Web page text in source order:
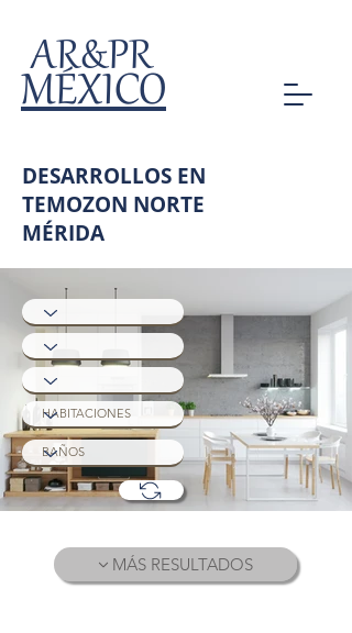
MÉXICO
AR&PR
DESARROLLOS EN
TEMOZON NORTE
MÉRIDA
MÁS RESULTADOS